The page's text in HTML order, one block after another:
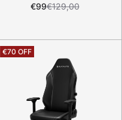
€99€129,00